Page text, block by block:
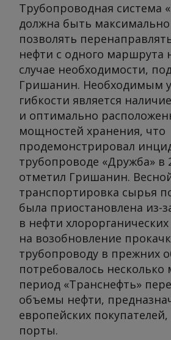
Трубопроводная система
должна быть
позволять
нефти с одного маршрута
случае необходимости,
Гришанин. Необходимым
гибкости является
и оптимально
мощностей хранения, что
продемонстрировал
трубопроводе «Дружба» в
отметил Гришанин.
транспортировка сырья
была приостановлена из-
в нефти
на возобновление
трубопроводу в прежних
потребовалось несколько
период «Транснефть»
объемы нефти,
европейских
порты.